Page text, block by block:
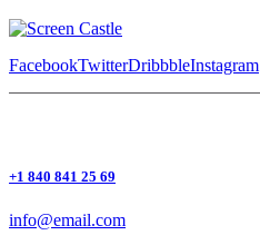
FacebookTwitterDribbbleInstagram
+1 840 841 25 69
info@email.com